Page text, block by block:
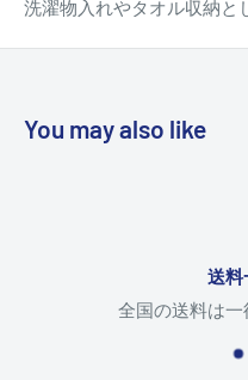
洗濯物入れやタオル収納と
You may also like
国の送料は一律640円になり